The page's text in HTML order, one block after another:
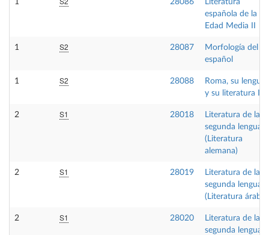
1 28086
Literatura
española de la
Edad Media II
1 S2 28087
Morfología del
español
1 S2 28088
Roma, su lengua
y su literatura II
2 S1 28018
Literatura de la
segunda lengua
(Literatura
alemana)
2 S1 28019
Literatura de la
segunda lengua
(Literatura árabe)
2 S1 28020
Literatura de la
segunda lengua